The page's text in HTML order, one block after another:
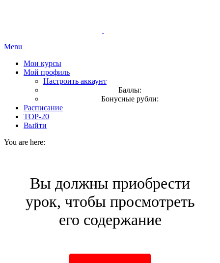
Menu
Мои курсы
Мой профиль
Настроить аккаунт
Баллы:
Бонусные рубли:
Расписание
TOP-20
Выйти
You are here:
Вы должны приобрести
урок, чтобы просмотреть
его содержание